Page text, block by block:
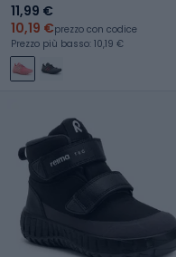
11,99 €
10,19 €prezzo con codice
Prezzo più basso: 10,19 €